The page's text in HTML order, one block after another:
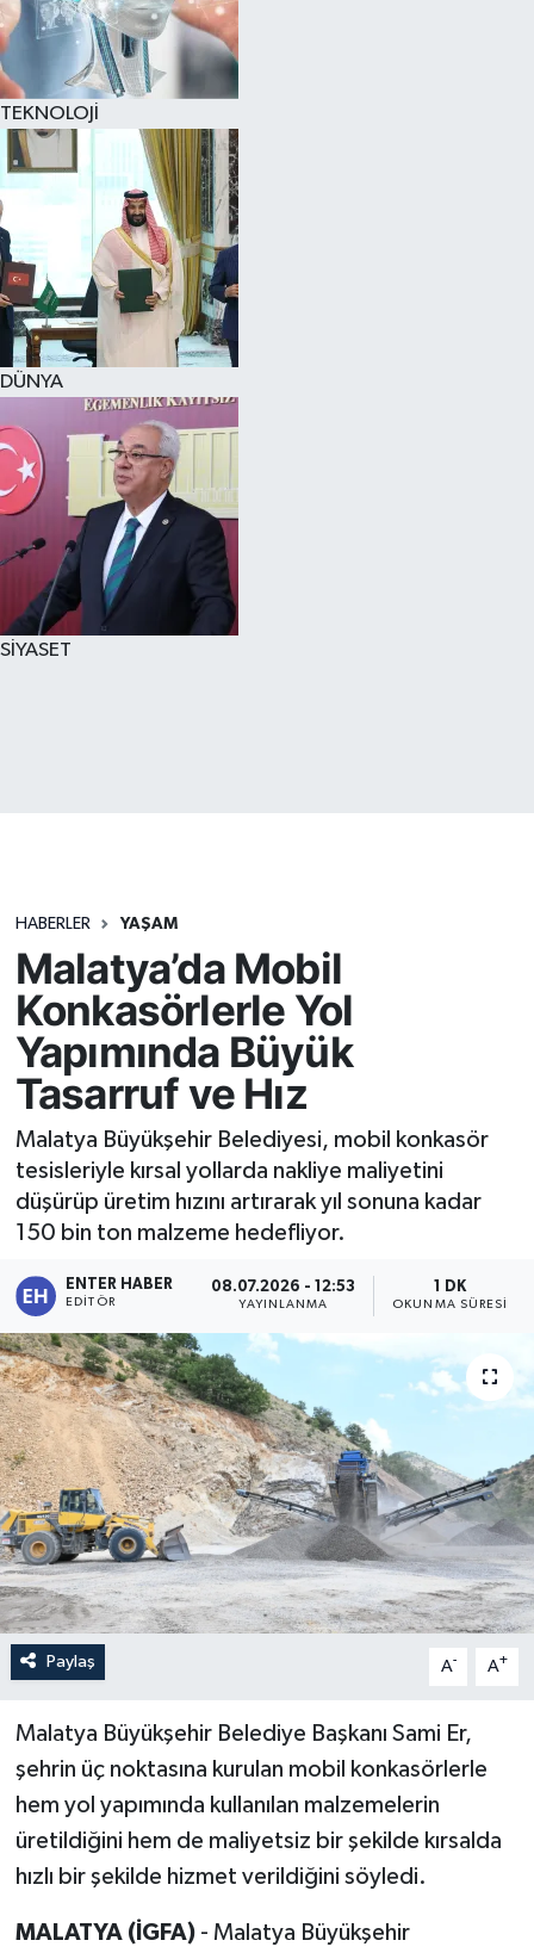
TEKNOLOJİ
DÜNYA
SİYASET
HABERLER YAŞAM
Malatya’da Mobil
Konkasörlerle Yol
Yapımında Büyük
Tasarruf ve Hız
Malatya Büyükşehir Belediyesi, mobil konkasör
tesisleriyle kırsal yollarda nakliye maliyetini
düşürüp üretim hızını artırarak yıl sonuna kadar
150 bin ton malzeme hedefliyor.
ENTER HABER
EDITÖR
08.07.2026 - 12:53
YAYINLANMA
1 DK
OKUNMA SÜRESI
Paylaş A- A+
Malatya Büyükşehir Belediye Başkanı Sami Er,
şehrin üç noktasına kurulan mobil konkasörlerle
hem yol yapımında kullanılan malzemelerin
üretildiğini hem de maliyetsiz bir şekilde kırsalda
hızlı bir şekilde hizmet verildiğini söyledi.
MALATYA (İGFA)- Malatya Büyükşehir